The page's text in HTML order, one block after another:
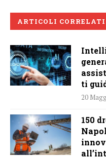
ARTICOLI CORRELATI
ti
20
150